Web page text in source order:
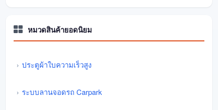
หมวดสินค้ายอดนิยม
ประตูผ้าใบความเร็วสูง
ระบบลานจอดรถ Carpark